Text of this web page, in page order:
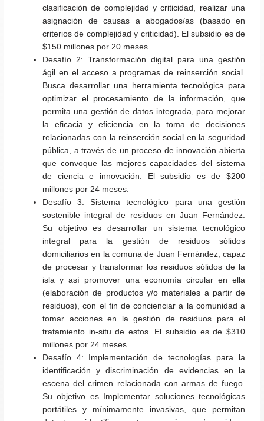
clasificación de complejidad y criticidad, realizar una
asignación de causas a abogados/as (basado en
criterios de complejidad y criticidad). El subsidio es de
$150 millones por 20 meses.
Desafío 2:Transformación digital para una gestión
ágil en el acceso a programas de reinserción social.
Busca desarrollar una herramienta tecnológica para
optimizar el procesamiento de la información, que
permita una gestión de datos integrada, para mejorar
la eficacia y eficiencia en la toma de decisiones
relacionadas con la reinserción social en la seguridad
pública, a través de un proceso de innovación abierta
que convoque las mejores capacidades del sistema
de ciencia e innovación.
El subsidio es de $200
millones por 24 meses.
Desafío 3:Sistema tecnológico para una gestión
sostenible integral de residuos en Juan Fernández.
Su objetivo es desarrollar un sistema tecnológico
integral para la gestión de residuos sólidos
domiciliarios en la comuna de Juan Fernández, capaz
de procesar y transformar los residuos sólidos de la
isla y así promover una economía circular en ella
(elaboración de productos y/o materiales a partir de
residuos), con el fin de concienciar a la comunidad a
tomar acciones en la gestión de residuos para el
tratamiento in-situ de estos. El subsidio es de $310
millones por 24 meses.
Desafío 4: Implementación de tecnologías para la
identificación y discriminación de evidencias en la
escena del crimen relacionada con armas de fuego.
Su objetivo es Implementar soluciones tecnológicas
portátiles y mínimamente invasivas, que permitan